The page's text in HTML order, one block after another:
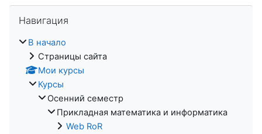
Навигация
В начало
Страницы сайта
Мои курсы
Курсы
Осенний семестр
Прикладная математика и информатика
Web RoR